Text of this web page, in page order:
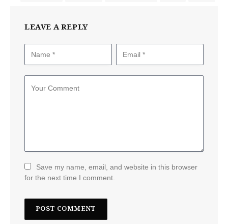
LEAVE A REPLY
Save my name, email, and website in this browser
for the next time I comment.